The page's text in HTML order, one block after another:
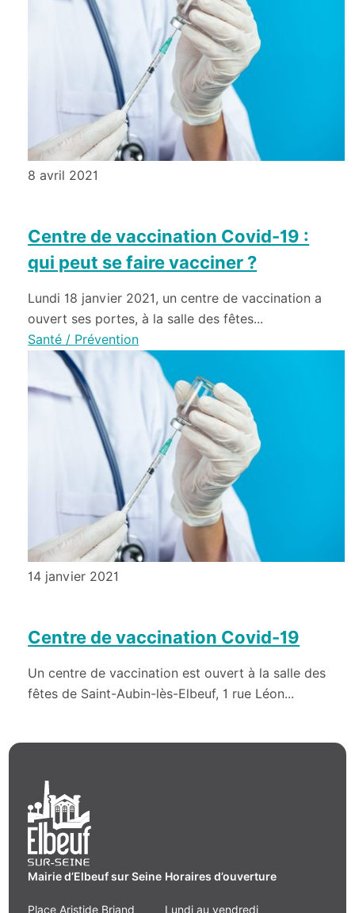
8 avril 2021
Centre de vaccination Covid-19 :
qui peut se faire vacciner ?
Lundi 18 janvier 2021, un centre de vaccination a
ouvert ses portes, à la salle des fêtes...
Santé / Prévention
14 janvier 2021
Centre de vaccination Covid-19
Un centre de vaccination est ouvert à la salle des
fêtes de Saint-Aubin-lès-Elbeuf, 1 rue Léon...
Mairie d’Elbeuf sur Seine
Place Aristide Briand
Horaires d’ouverture
Lundi au vendredi